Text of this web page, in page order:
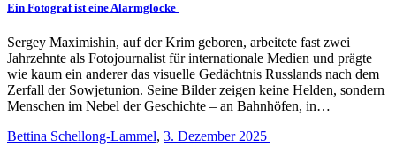
Ein Fotograf ist eine Alarmglocke
Sergey Maximishin, auf der Krim geboren, arbeitete fast zwei
Jahrzehnte als Fotojournalist für internationale Medien und prägte
wie kaum ein anderer das visuelle Gedächtnis Russlands nach dem
Zerfall der Sowjetunion. Seine Bilder zeigen keine Helden, sondern
Menschen im Nebel der Geschichte – an Bahnhöfen, in…
Bettina Schellong-Lammel, 3. Dezember 2025